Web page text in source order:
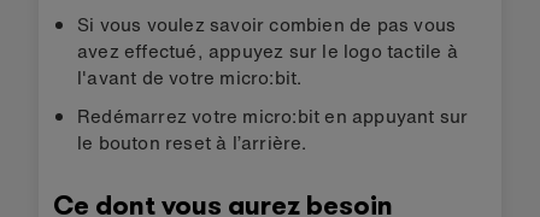
Si vous voulez savoir combien de pas vous
avez effectué, appuyez sur le logo tactile à
l'avant de votre micro:bit.
Redémarrez votre micro:bit en appuyant sur
le bouton reset à l’arrière.
Ce dont vous aurez besoin